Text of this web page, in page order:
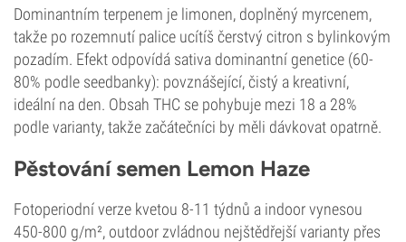
Dominantním terpenem je limonen, doplněný myrcenem,
takže po rozemnutí palice ucítíš čerstvý citron s bylinkovým
pozadím. Efekt odpovídá sativa dominantní genetice (60-
80% podle seedbanky): povznášející, čistý a kreativní,
ideální na den. Obsah THC se pohybuje mezi 18 a 28%
podle varianty, takže začátečníci by měli dávkovat opatrně.
Pěstování semen Lemon Haze
Fotoperiodní verze kvetou 8-11 týdnů a indoor vynesou
450-800 g/m², outdoor zvládnou nejštědřejší varianty přes